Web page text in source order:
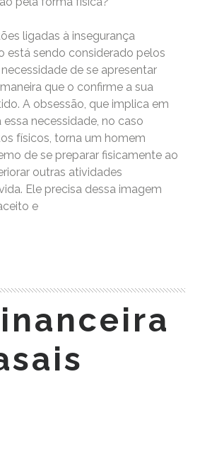
ligadas à insegurança
está sendo considerado pelos
de se apresentar
que o confirme a sua
A obsessão, que implica em
necessidade, no caso
físicos, torna um homem
de se preparar fisicamente ao
outras atividades
Ele precisa dessa imagem
e